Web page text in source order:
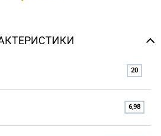
20
6,98